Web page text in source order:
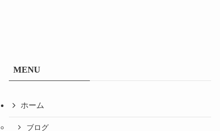
MENU
ホーム
ブログ